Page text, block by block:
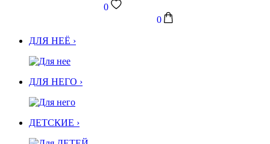
0
0
ДЛЯ НЕЁ ›
ДЛЯ НЕГО ›
ДЕТСКИЕ ›